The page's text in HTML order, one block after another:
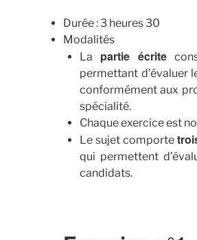
Durée : 3 heures 30
Modalités
La partie écrite
permettant d’évaluer
conformément aux
spécialité.
Chaque exercice est
Le sujet comporte
qui permettent
candidats.